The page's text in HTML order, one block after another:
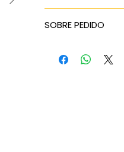
SOBRE PEDIDO
en pedidos de